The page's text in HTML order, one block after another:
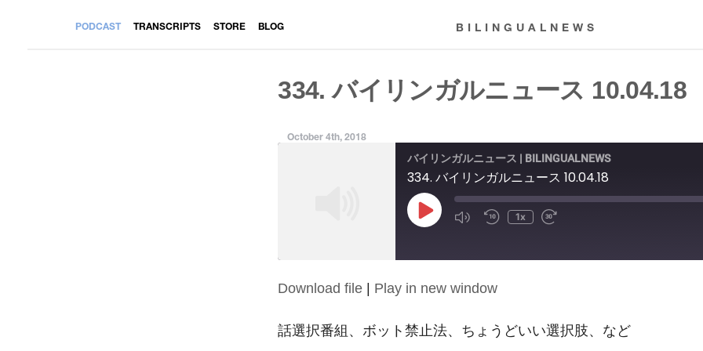
PODCAST TRANSCRIPTS STORE BLOG BILINGUALNEWS
334. バイリンガルニュース 10.04.18
October 4th, 2018
バイリンガルニュース | BILINGUALNEWS
334. バイリンガルニュース 10.04.18
Play
Episode
1x
SHARE
LINK
Download file | Play in new window
話選択番組、ボット禁止法、ちょうどいい選択肢、など